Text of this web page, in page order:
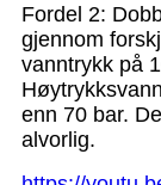
Fordel 2:
gjennom
vanntrykk på
enn 70 bar.
alvorlig.